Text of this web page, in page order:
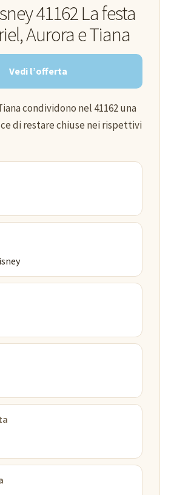
41162 La festa
Aurora e Tiana
Vedi l’offerta
condividono nel 41162 una
di restare chiuse nei rispettivi